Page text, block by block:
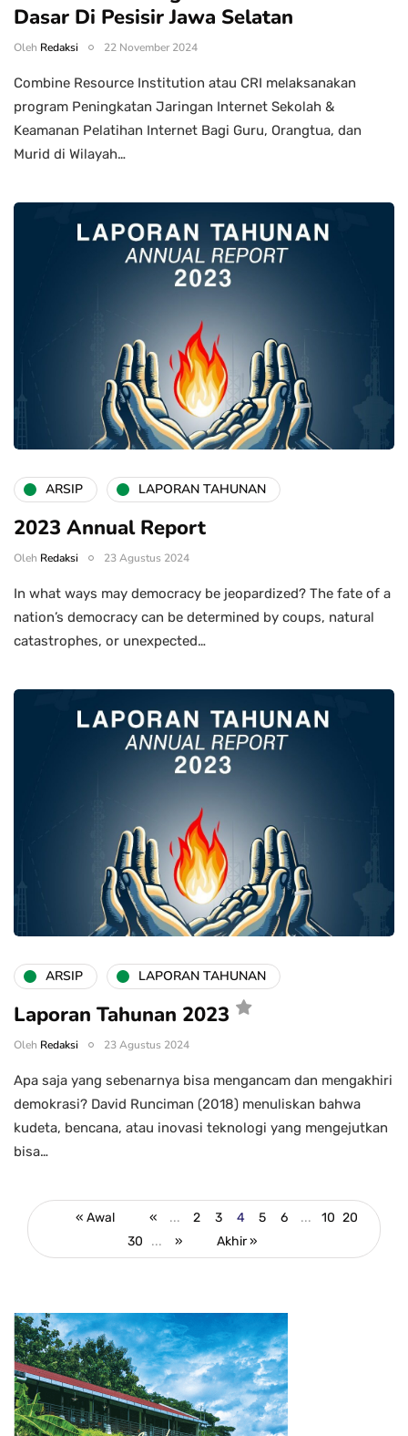
Dasar Di Pesisir Jawa Selatan
Oleh Redaksi 22 November 2024
Combine Resource Institution atau CRI melaksanakan
program Peningkatan Jaringan Internet Sekolah &
Keamanan Pelatihan Internet Bagi Guru, Orangtua, dan
Murid di Wilayah…
ARSIP LAPORAN TAHUNAN
2023 Annual Report
Oleh Redaksi 23 Agustus 2024
In what ways may democracy be jeopardized? The fate of a
nation’s democracy can be determined by coups, natural
catastrophes, or unexpected…
ARSIP LAPORAN TAHUNAN
Laporan Tahunan 2023
Oleh Redaksi 23 Agustus 2024
Apa saja yang sebenarnya bisa mengancam dan mengakhiri
demokrasi? David Runciman (2018) menuliskan bahwa
kudeta, bencana, atau inovasi teknologi yang mengejutkan
bisa…
« Awal « ... 2 3 4 5 6 ... 10 20
30
... » Akhir »